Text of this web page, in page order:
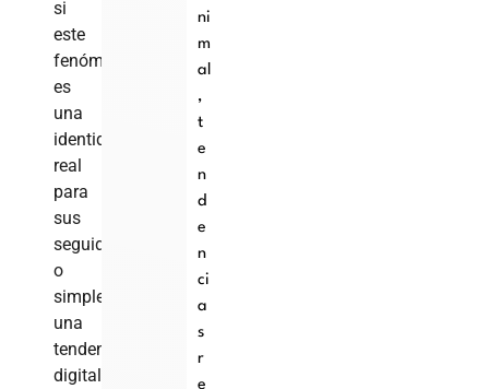
si
este
fenómeno
es
una
identidad
real
para
sus
seguidores
o
simplemente
una
tendencia
digital
ni
m
al
,
t
e
n
d
e
n
ci
a
s
r
e